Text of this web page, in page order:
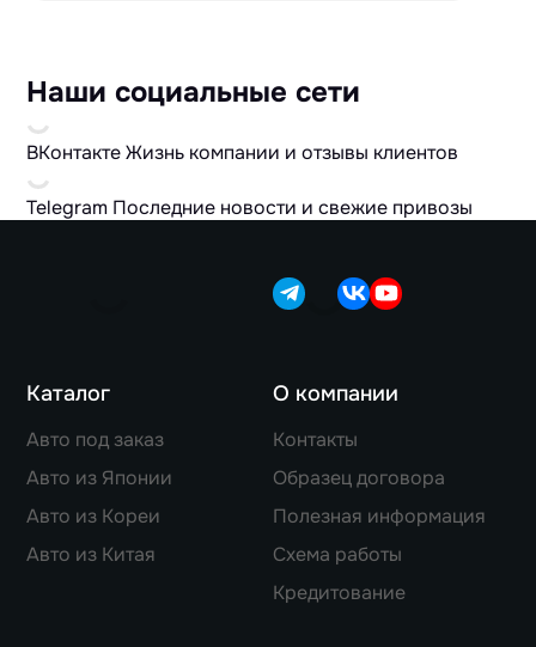
Наши социальные сети
ВКонтактеЖизнь компании и отзывы клиентов
Telegram Последние новости и свежие привозы
Каталог
Авто под заказ
Авто из Японии
Авто из Кореи
Авто из Китая
О компании
Контакты
Образец договора
Полезная информация
Схема работы
Кредитование